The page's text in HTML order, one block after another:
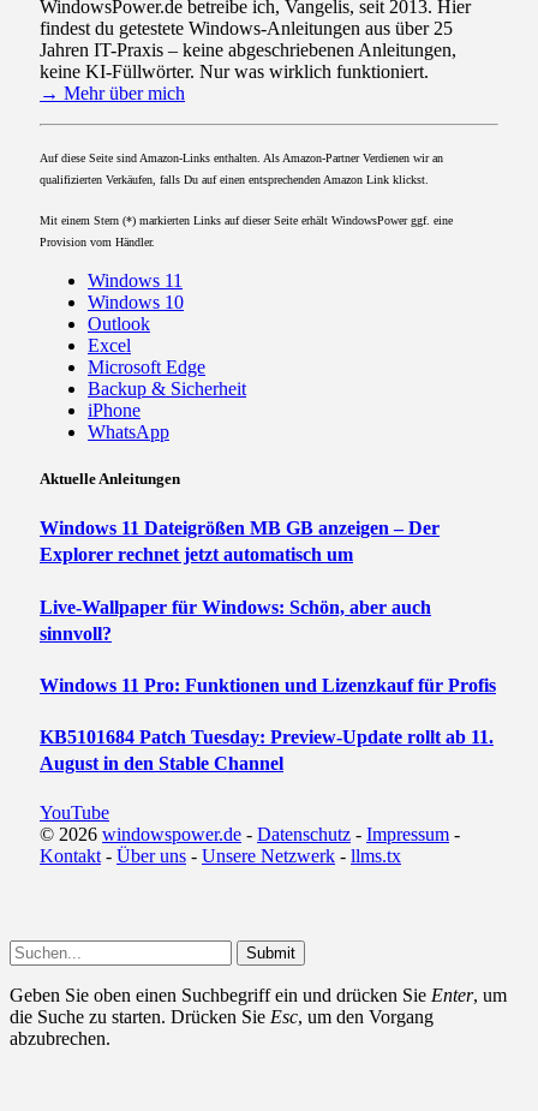
WindowsPower.de betreibe ich, Vangelis, seit 2013. Hier
findest du getestete Windows-Anleitungen aus über 25
Jahren IT-Praxis – keine abgeschriebenen Anleitungen,
keine KI-Füllwörter. Nur was wirklich funktioniert.
→ Mehr über mich
Auf diese Seite sind Amazon-Links enthalten. Als Amazon-Partner Verdienen wir an
qualifizierten Verkäufen, falls Du auf einen entsprechenden Amazon Link klickst.
Mit einem Stern (*) markierten Links auf dieser Seite erhält WindowsPower ggf. eine
Provision vom Händler.
Windows 11
Windows 10
Outlook
Excel
Microsoft Edge
Backup & Sicherheit
iPhone
WhatsApp
Aktuelle Anleitungen
Windows 11 Dateigrößen MB GB anzeigen – Der
Explorer rechnet jetzt automatisch um
Live-Wallpaper für Windows: Schön, aber auch
sinnvoll?
Windows 11 Pro: Funktionen und Lizenzkauf für Profis
KB5101684 Patch Tuesday: Preview-Update rollt ab 11.
August in den Stable Channel
YouTube
© 2026 windowspower.de - Datenschutz - Impressum -
Kontakt - Über uns - Unsere Netzwerk - llms.tx
Submit
Geben Sie oben einen Suchbegriff ein und drücken Sie Enter, um
die Suche zu starten. Drücken Sie Esc, um den Vorgang
abzubrechen.